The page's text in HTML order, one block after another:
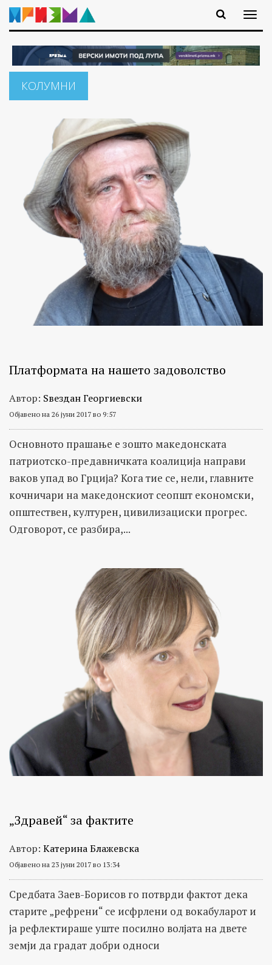
КОЛУМНИ
Платформата на нашето задоволство
Автор: Ѕвездан Георгиевски
Објавено на 26 јуни 2017 во 9:57
Основното прашање е зошто македонската
патриотско-предавничката коалиција направи
ваков упад во Грција? Кога тие се, нели, главните
кочничари на македонскиот сеопшт економски,
општествен, културен, цивилизациски прогрес.
Одговорот, се разбира,...
„Здравей“ за фактите
Автор: Катерина Блажевска
Објавено на 23 јуни 2017 во 13:34
Средбата Заев-Борисов го потврди фактот дека
старите „рефрени“ се исфрлени од вокабуларот и
ја рефлектираше уште посилно волјата на двете
земји да градат добри односи